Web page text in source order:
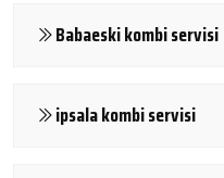
Babaeski kombi servisi
ipsala kombi servisi